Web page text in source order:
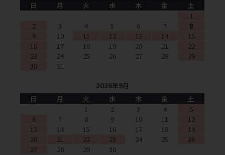
日
月 火 水 木 金
土
1
2
3 4 5 6 7
8
9
10 11 12 13 14
15
16
17 18 19 20 21
22
23
24 25 26 27 28
29
30
31
2026年9月
日
月 火 水 木 金
土
1
2 3 4
5
6
7 8 9 10 11
12
13
14 15 16 17 18
19
20
21 22 23 24 25
26
27
28 29 30